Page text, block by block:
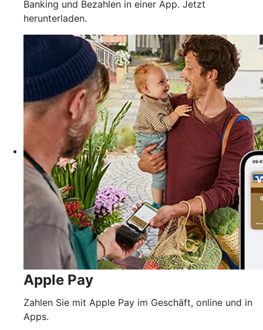
Banking und Bezahlen in einer App. Jetzt
herunterladen.
Apple Pay
Zahlen Sie mit Apple Pay im Geschäft, online und in
Apps.